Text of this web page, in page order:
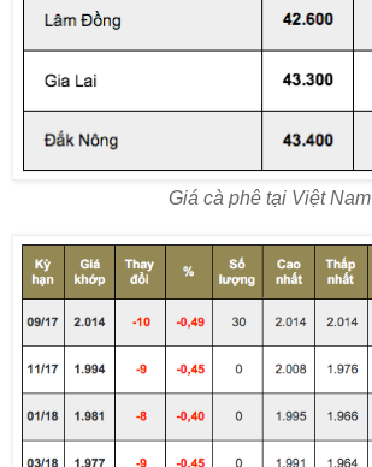
Giá cà phê tại Việt Nam